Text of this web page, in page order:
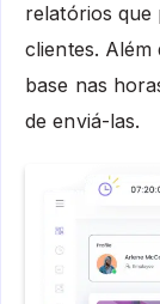
relatórios que
clientes.
base nas
de enviá-las.